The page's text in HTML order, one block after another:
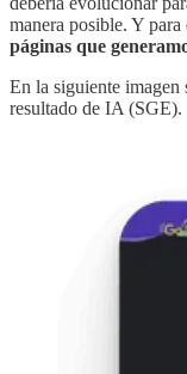
manera posible. Y para
páginas que
En la siguiente imagen
resultado de IA (SGE).